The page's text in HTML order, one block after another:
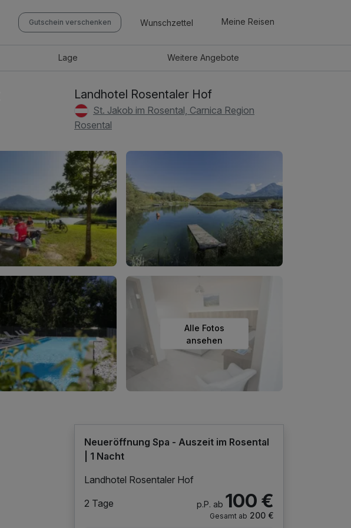
Gutschein verschenken Wunschzettel Meine Reisen
Lage WeitereAngebote
Landhotel Rosentaler Hof
St. Jakob im Rosental, Carnica Region
Rosental
Alle Fotos
ansehen
Neueröffnung Spa - Auszeit im Rosental
| 1 Nacht
Landhotel Rosentaler Hof
2 Tage
p.P. ab 100 €
Gesamt ab 200 €